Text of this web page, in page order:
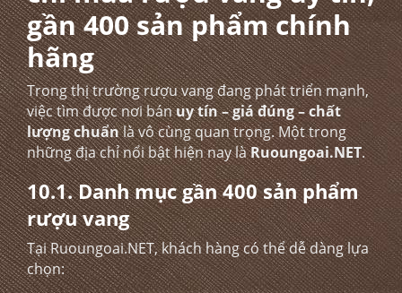
gần 400 sản phẩm chính
hãng
Trong thị trườngrượu vangđang phát triển mạnh,
việc tìm được nơi bánuy tín – giá đúng – chất
lượng chuẩnlà vô cùng quan trọng. Một trong
những địa chỉ nổi bật hiện nay làRuoungoai.NET.
10.1. Danh mục gần 400 sản phẩm
rượu vang
Tại Ruoungoai.NET, khách hàng có thể dễ dàng lựa
chọn: